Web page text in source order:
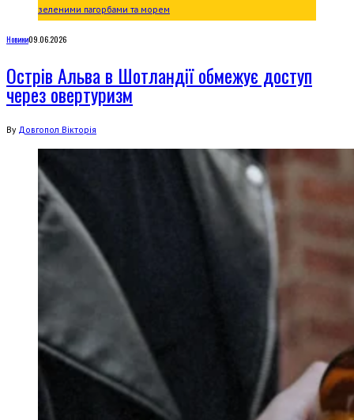
Новини09.06.2026
Острів Альва в Шотландії обмежує доступ
через овертуризм
By Довгопол Вікторія